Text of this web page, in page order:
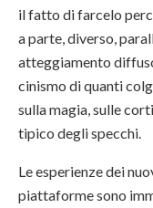
il fatto di farcelo
a parte, diverso,
atteggiamento
cinismo di quanti
sulla magia, sulle
tipico degli specchi.
Le esperienze dei
piattaforme sono